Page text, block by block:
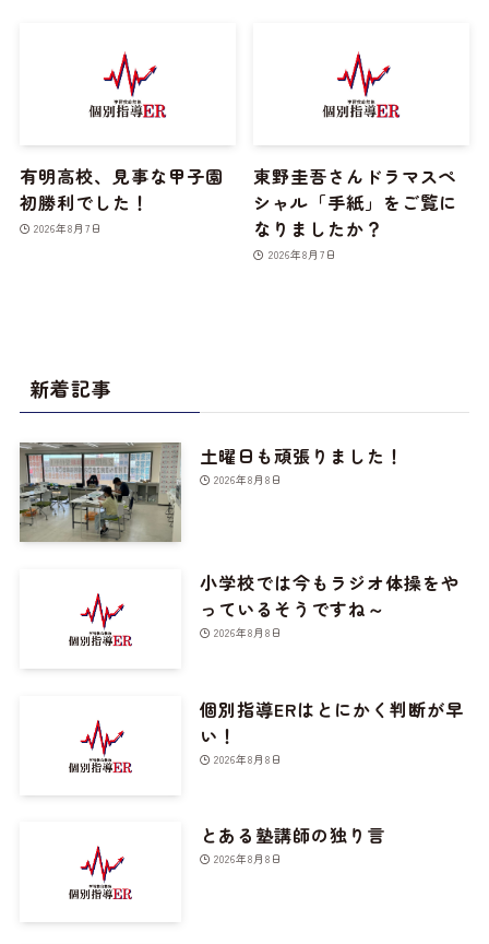
有明高校、見事な甲子園
初勝利でした！
2026年8月7日
東野圭吾さんドラマスペ
シャル「手紙」をご覧に
なりましたか？
2026年8月7日
新着記事
土曜日も頑張りました！
2026年8月8日
小学校では今もラジオ体操をや
っているそうですね～
2026年8月8日
個別指導ERはとにかく判断が早
い！
2026年8月8日
とある塾講師の独り言
2026年8月8日